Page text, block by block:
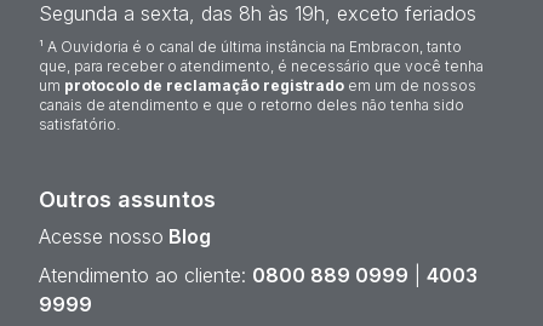
Segunda a sexta, das 8h às 19h, exceto feriados
¹ A Ouvidoria é o canal de última instância na Embracon, tanto
que, para receber o atendimento, é necessário que você tenha
um protocolo de reclamação registrado em um de nossos
canais de atendimento e que o retorno deles não tenha sido
satisfatório.
Outros assuntos
Acesse nosso Blog
Atendimento ao cliente: 0800 889 0999
4003
9999